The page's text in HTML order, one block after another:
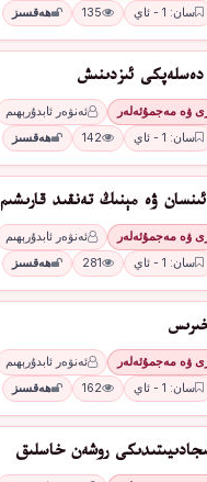
سان: 1 - ئاي 135 ھەقسىز
ئىزدىنىش
ۋە مەجمۇئەلەر ئەنۋەر ئابدۇرېھىم
سان: 1 - ئاي 142 ھەقسىز
ۋە مېنىڭ تەنقىد قارىشىم
ۋە مەجمۇئەلەر ئەنۋەر ئابدۇرېھىم
سان: 1 - ئاي 281 ھەقسىز
ۋە مەجمۇئەلەر ئەنۋەر ئابدۇرېھىم
سان: 1 - ئاي 162 ھەقسىز
روشەن خاسلىق